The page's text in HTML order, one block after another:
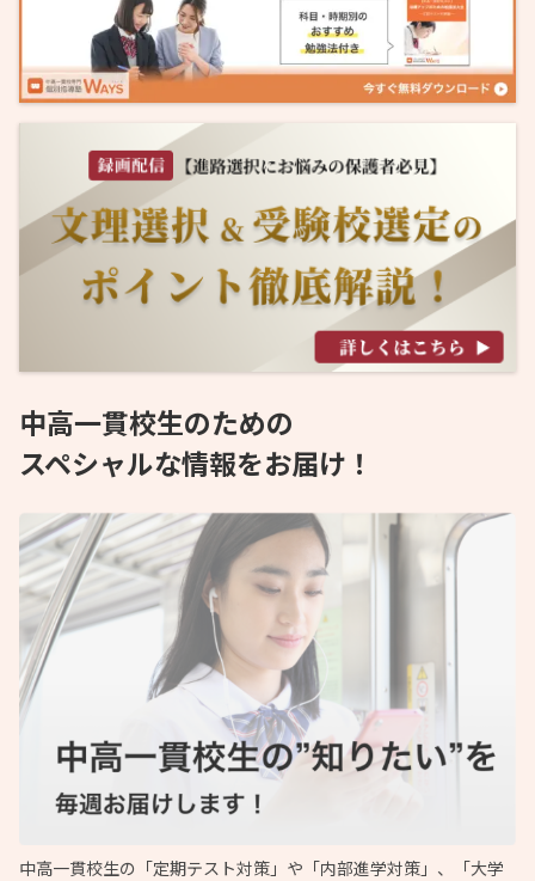
中高一貫校生のための
スペシャルな情報をお届け！
中高一貫校生の「定期テスト対策」や「内部進学対策」、「大学